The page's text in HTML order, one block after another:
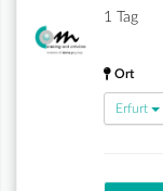
1 Tag
Ort
Erfurt